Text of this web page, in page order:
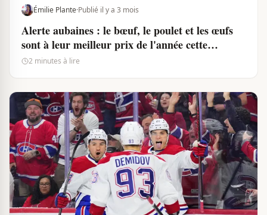
Émilie Plante·Publié il y a 3 mois
Alerte aubaines : le bœuf, le poulet et les œufs
sont à leur meilleur prix de l'année cette
semaine
2 minutes à lire